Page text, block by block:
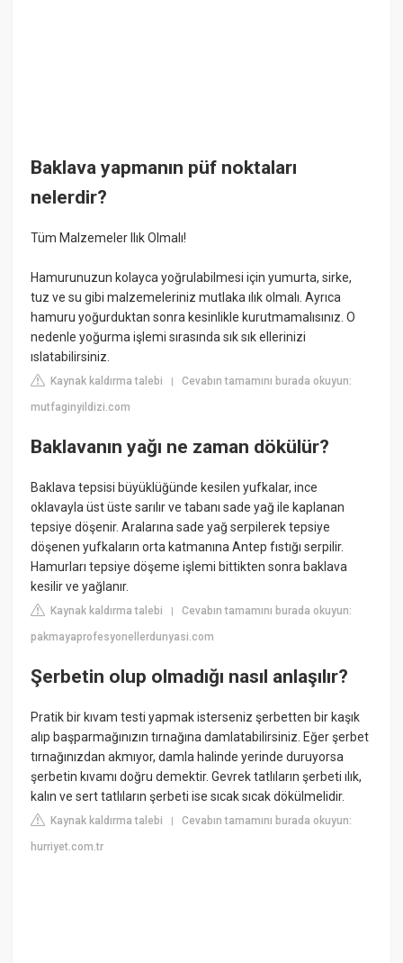
Baklava yapmanın püf noktaları
nelerdir?
Tüm Malzemeler Ilık Olmalı!
Hamurunuzun kolayca yoğrulabilmesi için yumurta, sirke,
tuz ve su gibi malzemeleriniz mutlaka ılık olmalı. Ayrıca
hamuru yoğurduktan sonra kesinlikle kurutmamalısınız. O
nedenle yoğurma işlemi sırasında sık sık ellerinizi
ıslatabilirsiniz.
Kaynak kaldırma talebi |Cevabın tamamını burada okuyun:
mutfaginyildizi.com
Baklavanın yağı ne zaman dökülür?
Baklava tepsisi büyüklüğünde kesilen yufkalar, ince
oklavayla üst üste sarılır ve tabanı sade yağ ile kaplanan
tepsiye döşenir. Aralarına sade yağ serpilerek tepsiye
döşenen yufkaların orta katmanına Antep fıstığı serpilir.
Hamurları tepsiye döşeme işlemi bittikten sonra baklava
kesilir ve yağlanır.
Kaynak kaldırma talebi |Cevabın tamamını burada okuyun:
pakmayaprofesyonellerdunyasi.com
Şerbetin olup olmadığı nasıl anlaşılır?
Pratik bir kıvam testi yapmak isterseniz şerbetten bir kaşık
alıp başparmağınızın tırnağına damlatabilirsiniz. Eğer şerbet
tırnağınızdan akmıyor, damla halinde yerinde duruyorsa
şerbetin kıvamı doğru demektir. Gevrek tatlıların şerbeti ılık,
kalın ve sert tatlıların şerbeti ise sıcak sıcak dökülmelidir.
Kaynak kaldırma talebi |Cevabın tamamını burada okuyun:
hurriyet.com.tr